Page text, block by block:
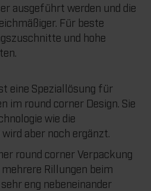
ausgeführt werden und die
Für beste
und hohe
eine Speziallösung für
im round corner Design. Sie
wie die
aber noch ergänzt.
round corner Verpackung
Rillungen beim
eng nebeneinander